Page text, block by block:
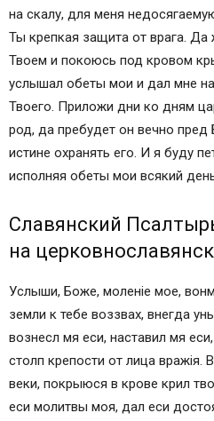
на скалу, для меня
Ты крепкая защита от врага.
Твоем и покоюсь под кровом
услышал обеты мои и дал мне
Твоего. Приложи дни ко дням
род, да пребудет он вечно пред
истине охранять его. И я буду
исполняя обеты мои всякий
Славянский
на
Услыши, Боже, моленiе мое,
земли к тебе воззвах, внегда
вознесл мя eси, наставил мя
столп крепости от лица вражiя.
веки, покрыюся в крове крил
eси молитвы моя, дал eси